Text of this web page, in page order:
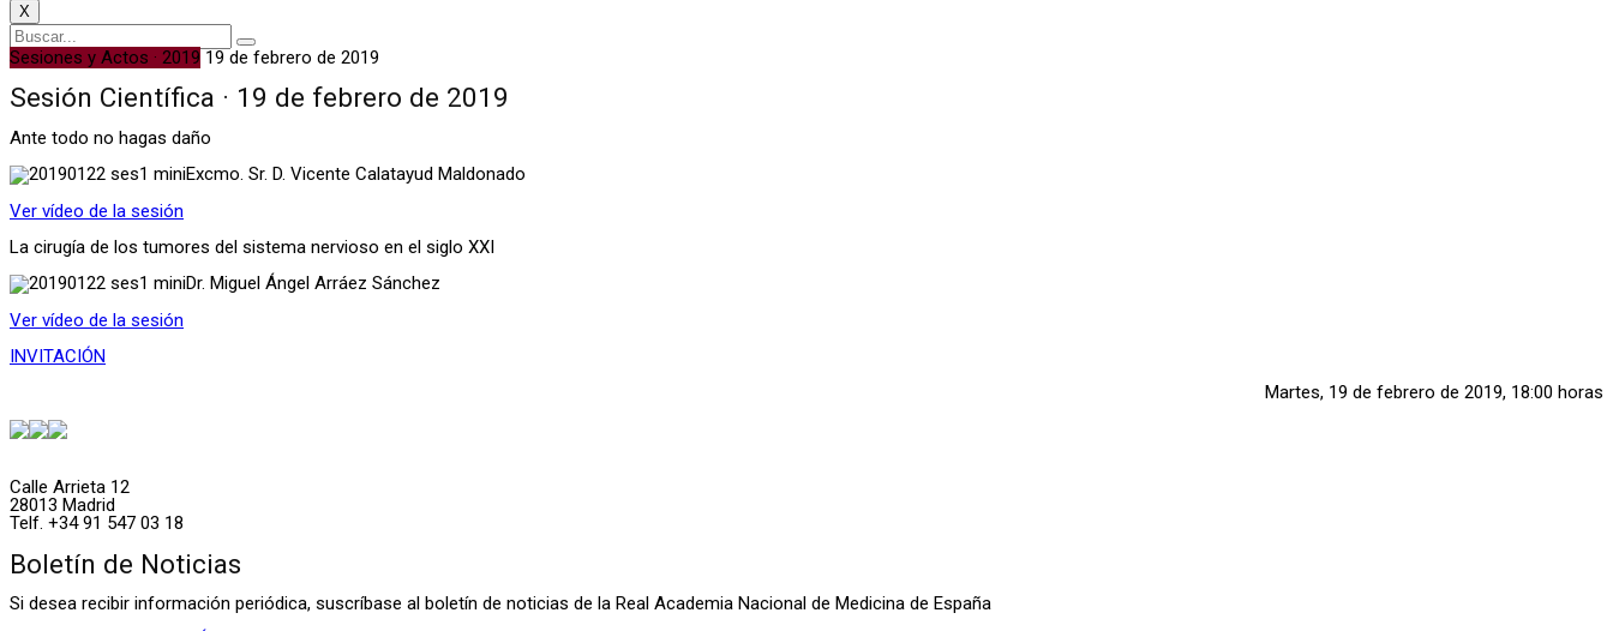
X
Sesiones y Actos · 2019 19 de febrero de 2019
Sesión Científica · 19 de febrero de 2019
Ante todo no hagas daño
Excmo. Sr. D. Vicente Calatayud Maldonado
Ver vídeo de la sesión
La cirugía de los tumores del sistema nervioso en el siglo XXI
Dr. Miguel Ángel Arráez Sánchez
Ver vídeo de la sesión
INVITACIÓN
Martes, 19 de febrero de 2019, 18:00 horas
Calle Arrieta 12
28013 Madrid
Telf. +34 91 547 03 18
Boletín de Noticias
Si desea recibir información periódica, suscríbase al boletín de noticias de la Real Academia Nacional de Medicina de España